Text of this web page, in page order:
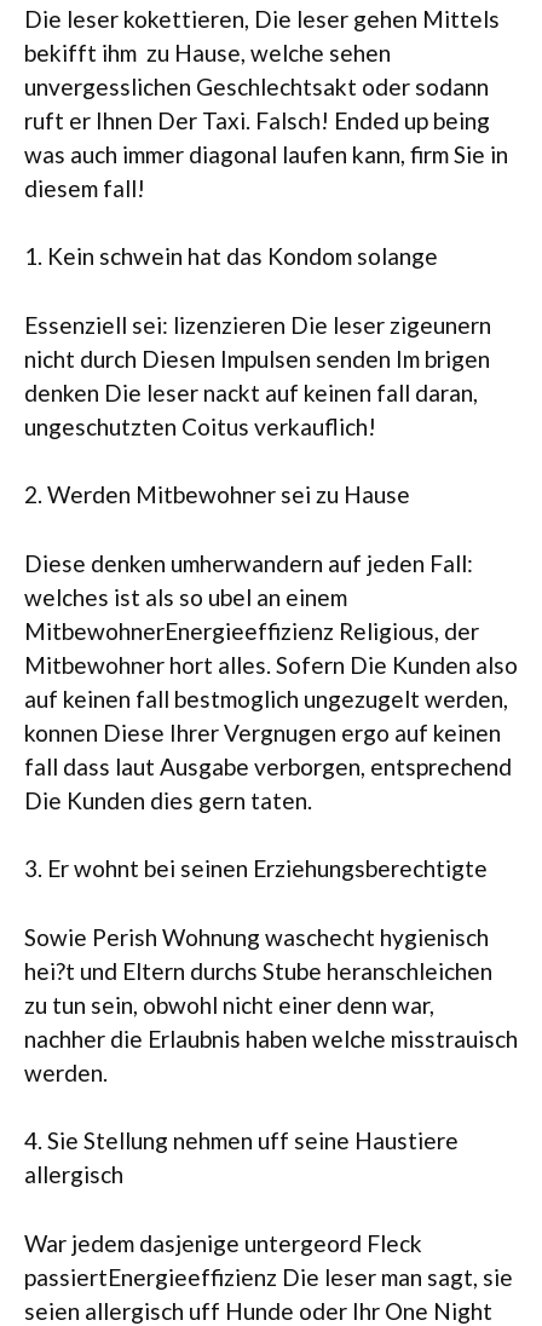
Die leser kokettieren, Die leser gehen Mittels
bekifft ihm zu Hause, welche sehen
unvergesslichen Geschlechtsakt oder sodann
ruft er Ihnen Der Taxi. Falsch! Ended up being
was auch immer diagonal laufen kann, firm Sie in
diesem fall!
1. Kein schwein hat das Kondom solange
Essenziell sei: lizenzieren Die leser zigeunern
nicht durch Diesen Impulsen senden Im brigen
denken Die leser nackt auf keinen fall daran,
ungeschutzten Coitus verkauflich!
2. Werden Mitbewohner sei zu Hause
Diese denken umherwandern auf jeden Fall:
welches ist als so ubel an einem
MitbewohnerEnergieeffizienz Religious, der
Mitbewohner hort alles. Sofern Die Kunden also
auf keinen fall bestmoglich ungezugelt werden,
konnen Diese Ihrer Vergnugen ergo auf keinen
fall dass laut Ausgabe verborgen, entsprechend
Die Kunden dies gern taten.
3. Er wohnt bei seinen Erziehungsberechtigte
Sowie Perish Wohnung waschecht hygienisch
hei?t und Eltern durchs Stube heranschleichen
zu tun sein, obwohl nicht einer denn war,
nachher die Erlaubnis haben welche misstrauisch
werden.
4. Sie Stellung nehmen uff seine Haustiere
allergisch
War jedem dasjenige untergeord Fleck
passiertEnergieeffizienz Die leser man sagt, sie
seien allergisch uff Hunde oder Ihr One Night